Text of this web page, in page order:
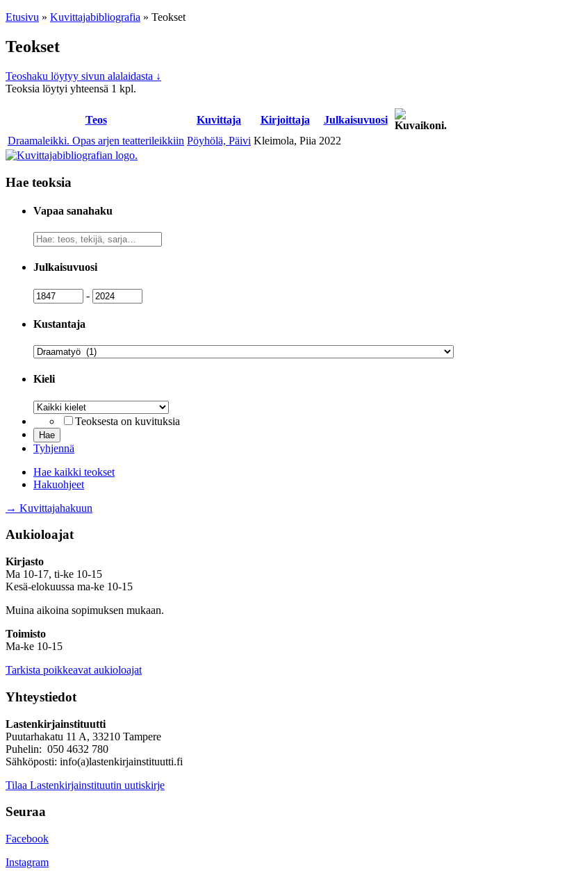
Etusivu » Kuvittaja­bibliografia » Teokset
Teokset
Teoshaku löytyy sivun alalaidasta ↓
Teoksia löytyi yhteensä 1 kpl.
Teos Kuvitta­ja Kirjoitta­ja
Julkaisu­vuosi
Draamaleikki. Opas arjen teatterileikkiin Pöyhölä, Päivi Kleimola, Piia 2022
Hae teoksia
Vapaa sanahaku
Vapaa
sanahaku
Julkaisuvuosi
Julkaisuvuosi
- Julkaisuvuosi
Kustantaja
Kustantaja
Kieli
Kieli
Teoksesta on kuvituksia
Tyhjennä
Hae kaikki teokset
Hakuohjeet
→ Kuvittajahakuun
Aukioloajat
Kirjasto
Ma 10-17, ti-ke 10-15
Kesä-elokuussa ma-ke 10-15
Muina aikoina sopimuksen mukaan.
Toimisto
Ma-ke 10-15
Tarkista poikkeavat aukioloajat
Yhteystiedot
Lastenkirjainstituutti
Puutarhakatu 11 A, 33210 Tampere
Puhelin: 050 4632 780
Sähköposti: info(a)lastenkirjainstituutti.fi
Tilaa Lastenkirjainstituutin uutiskirje
Seuraa
Facebook
Instagram